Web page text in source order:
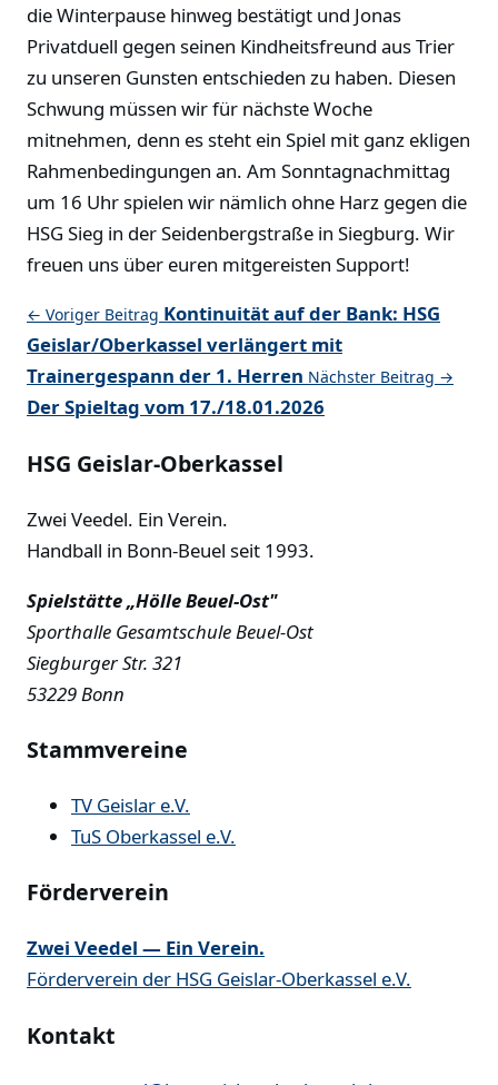
die Winterpause hinweg bestätigt und Jonas
Privatduell gegen seinen Kindheitsfreund aus Trier
zu unseren Gunsten entschieden zu haben. Diesen
Schwung müssen wir für nächste Woche
mitnehmen, denn es steht ein Spiel mit ganz ekligen
Rahmenbedingungen an. Am Sonntagnachmittag
um 16 Uhr spielen wir nämlich ohne Harz gegen die
HSG Sieg in der Seidenbergstraße in Siegburg. Wir
freuen uns über euren mitgereisten Support!
← Voriger Beitrag Kontinuität auf der Bank: HSG
Geislar/Oberkassel verlängert mit
Trainergespann der 1. Herren Nächster Beitrag →
Der Spieltag vom 17./18.01.2026
HSG Geislar-Oberkassel
Zwei Veedel. Ein Verein.
Handball in Bonn-Beuel seit 1993.
Spielstätte „Hölle Beuel-Ost"
Sporthalle Gesamtschule Beuel-Ost
Siegburger Str. 321
53229 Bonn
Stammvereine
TV Geislar e.V.
TuS Oberkassel e.V.
Förderverein
Zwei Veedel — Ein Verein.
Förderverein der HSG Geislar-Oberkassel e.V.
Kontakt